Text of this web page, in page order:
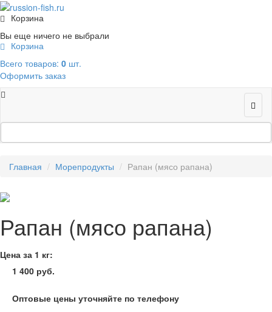
Корзина
Вы еще ничего не выбрали
Корзина
Всего товаров: 0 шт.
Оформить заказ
Главная Морепродукты Рапан (мясо рапана)
Рапан (мясо рапана)
Цена за 1 кг:
1 400 руб.
Оптовые цены уточняйте по телефону